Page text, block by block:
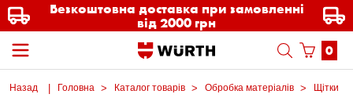
Безкоштовна доставка при замовленні
від 2000 грн
0
Назад Головна Каталог товарів Обробка матеріалів Щітки